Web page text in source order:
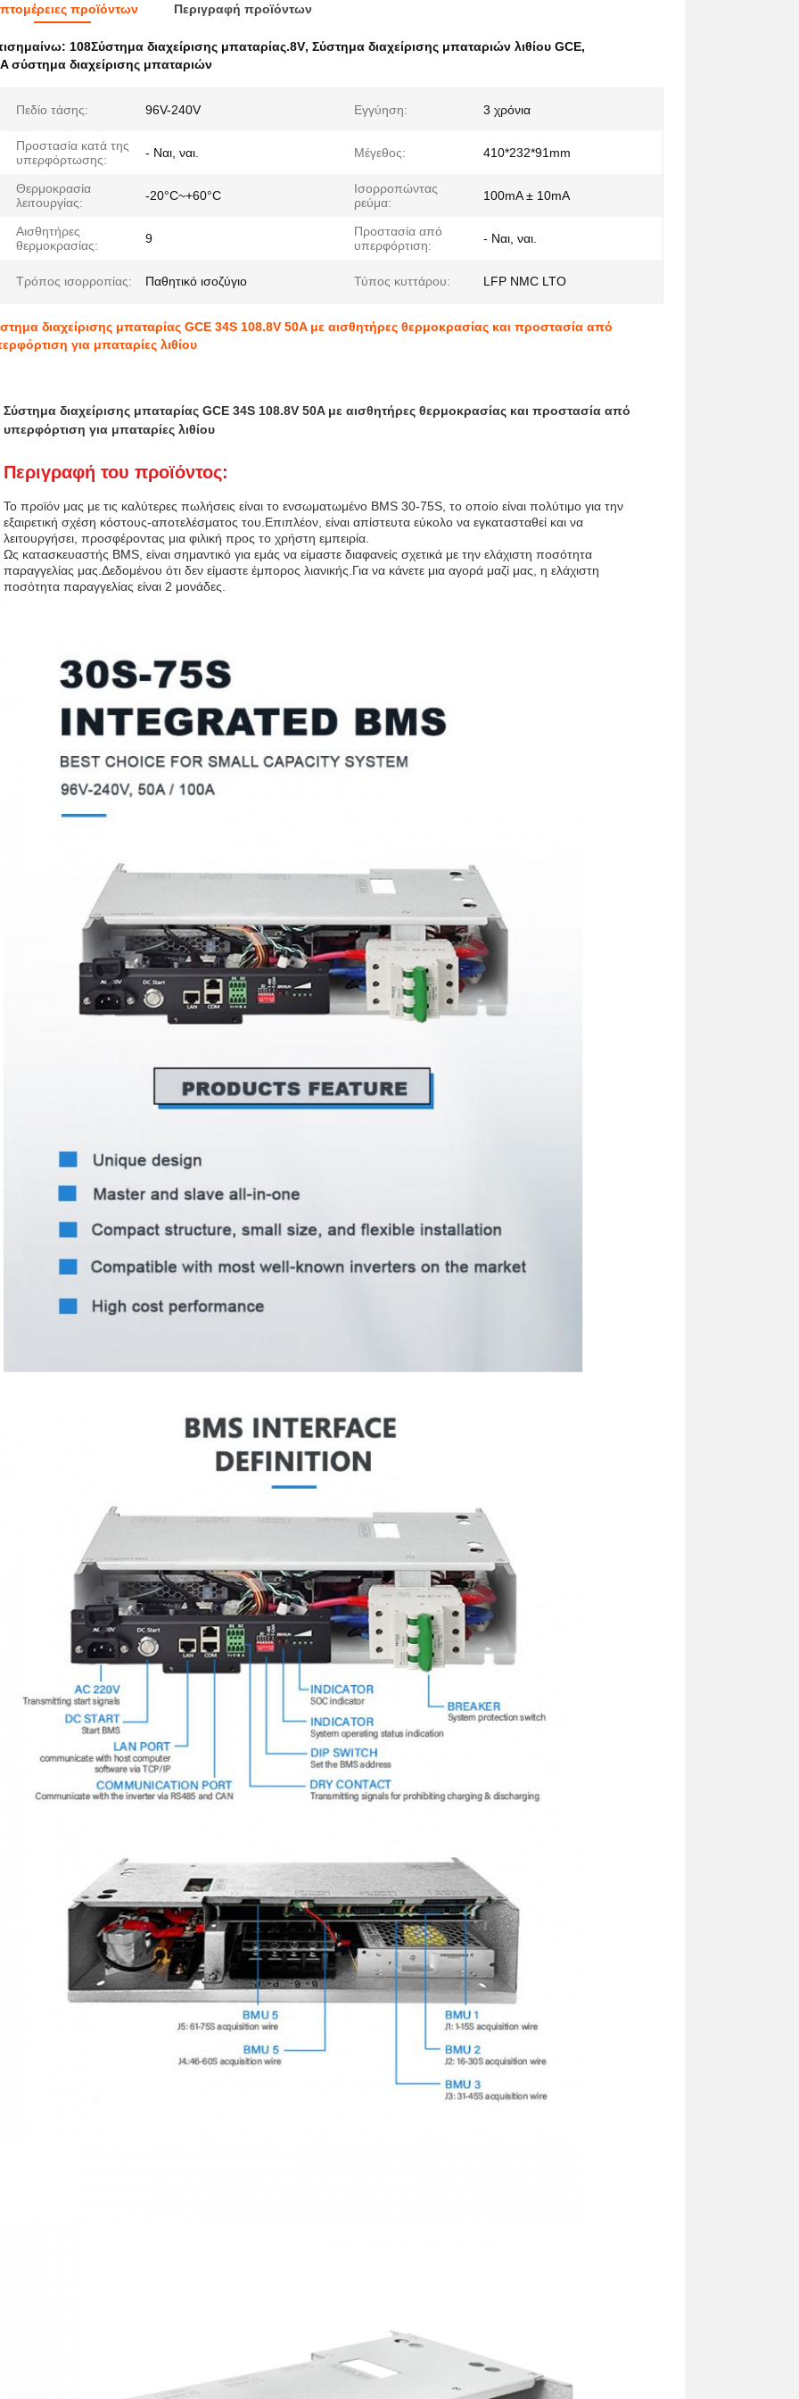
προϊόντων Περιγραφή προϊόντων
108Σύστημα διαχείρισης μπαταρίας.8V, Σύστημα διαχείρισης μπαταριών λιθίου GCE,
σύστημα διαχείρισης μπαταριών
Πεδίο τάσης: 96V-240V Εγγύηση: 3 χρόνια
Προστασία κατά της
υπερφόρτωσης:
- Ναι, ναι. Μέγεθος: 410*232*91mm
Θερμοκρασία
λειτουργίας:
-20°C~+60°C
Ισορροπώντας
ρεύμα:
100mA ± 10mA
Αισθητήρες
θερμοκρασίας:
9
Προστασία από
υπερφόρτιση:
- Ναι, ναι.
Τρόπος ισορροπίας: Παθητικό ισοζύγιο Τύπος κυττάρου: LFP NMC LTO
διαχείρισης μπαταρίας GCE 34S 108.8V 50A με αισθητήρες θερμοκρασίας και προστασία από
για μπαταρίες λιθίου
Σύστημα διαχείρισης μπαταρίας GCE 34S 108.8V 50A με αισθητήρες θερμοκρασίας και προστασία από
υπερφόρτιση για μπαταρίες λιθίου
Περιγραφή του προϊόντος:
Το προϊόν μας με τις καλύτερες πωλήσεις είναι το ενσωματωμένο BMS 30-75S, το οποίο είναι πολύτιμο για την
εξαιρετική σχέση κόστους-αποτελέσματος του.Επιπλέον, είναι απίστευτα εύκολο να εγκατασταθεί και να
λειτουργήσει, προσφέροντας μια φιλική προς το χρήστη εμπειρία.
Ως κατασκευαστής BMS, είναι σημαντικό για εμάς να είμαστε διαφανείς σχετικά με την ελάχιστη ποσότητα
παραγγελίας μας.Δεδομένου ότι δεν είμαστε έμπορος λιανικής.Για να κάνετε μια αγορά μαζί μας, η ελάχιστη
ποσότητα παραγγελίας είναι 2 μονάδες.